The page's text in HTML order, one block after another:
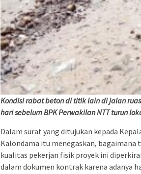
Kondisi rabat beton di titik lain di jalan
hari sebelum BPK Perwakilan NTT turun
Dalam surat yang ditujukan kepada
Kalondama itu menegaskan,
kualitas pekerjan fisik proyek ini
dalam dokumen kontrak karena adanya